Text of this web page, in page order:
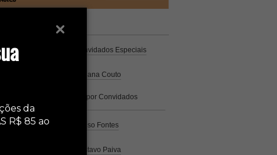
da
R$ 85 ao
Espresso
Coluna Café por Convidados Especiais
por Cristiana Couto
por Convidados
Especiais
Análisepor Caio Alonso Fontes
por Gustavo Paiva